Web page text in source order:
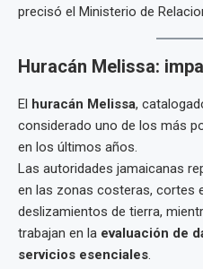
precisó el Ministerio de
Huracán Melissa:
El huracán Melissa,
considerado uno de los más
en los últimos años.
Las autoridades jamaicanas
en las zonas costeras, cortes
deslizamientos de tierra,
trabajan en la evaluación de
servicios esenciales.